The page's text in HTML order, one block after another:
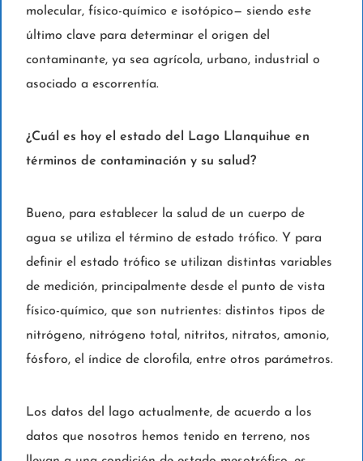
molecular, físico-químico e isotópico— siendo este
último clave para determinar el origen del
contaminante, ya sea agrícola, urbano, industrial o
asociado a escorrentía.
¿Cuál es hoy el estado del Lago Llanquihue en
términos de contaminación y su salud?
Bueno, para establecer la salud de un cuerpo de
agua se utiliza el término de estado trófico. Y para
definir el estado trófico se utilizan distintas variables
de medición, principalmente desde el punto de vista
físico-químico, que son nutrientes: distintos tipos de
nitrógeno, nitrógeno total, nitritos, nitratos, amonio,
fósforo, el índice de clorofila, entre otros parámetros.
Los datos del lago actualmente, de acuerdo a los
datos que nosotros hemos tenido en terreno, nos